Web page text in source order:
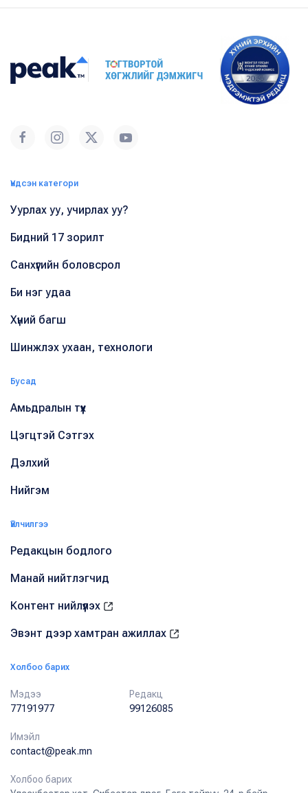
Үндсэн категори
Уурлах уу, учирлах уу?
Бидний 17 зорилт
Санхүүгийн боловсрол
Би нэг удаа
Хүний багш
Шинжлэх ухаан, технологи
Бусад
Амьдралын түүх
Цэгцтэй Сэтгэх
Дэлхий
Нийгэм
Үйлчилгээ
Редакцын бодлого
Манай нийтлэгчид
Контент нийлүүлэх
Эвэнт дээр хамтран ажиллах
Холбоо барих
Мэдээ
77191977
Редакц
99126085
Имэйл
contact@peak.mn
Холбоо барих